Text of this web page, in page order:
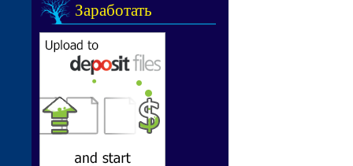
Заработать